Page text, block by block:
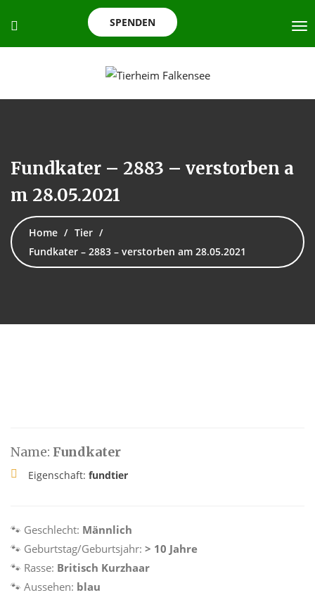
SPENDEN
Fundkater – 2883 – verstorben a
m 28.05.2021
Home
Tier
Fundkater – 2883 – verstorben am 28.05.2021
Name: Fundkater
Eigenschaft: fundtier
🐾 Geschlecht: Männlich
🐾 Geburtstag/Geburtsjahr: > 10 Jahre
🐾 Rasse: Britisch Kurzhaar
🐾 Aussehen: blau